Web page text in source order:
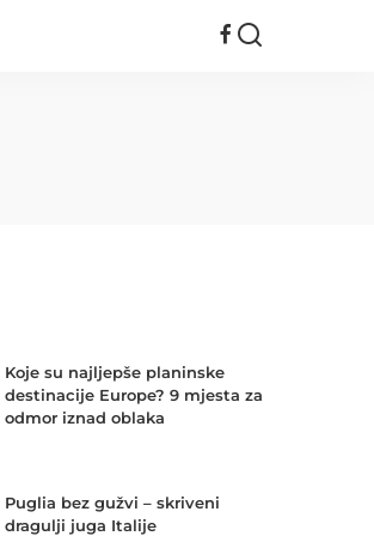
Koje su najljepše planinske
destinacije Europe? 9 mjesta za
odmor iznad oblaka
Puglia bez gužvi – skriveni
dragulji juga Italije